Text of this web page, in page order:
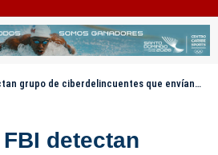
que envían a falsos trabajadores para robar información
detectan